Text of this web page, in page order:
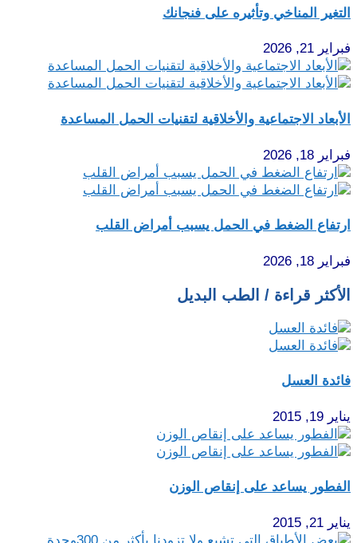
التغير المناخي وتأثيره على فنجانك
فبراير 21, 2026
الأبعاد الاجتماعية والأخلاقية لتقنيات الحمل المساعدة
فبراير 18, 2026
ارتفاع الضغط في الحمل يسبب أمراض القلب
فبراير 18, 2026
الأكثر قراءة / الطب البديل
فائدة العسل
يناير 19, 2015
الفطور يساعد على إنقاص الوزن
يناير 21, 2015